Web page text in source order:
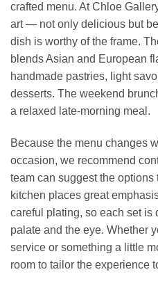
crafted menu. At Chloe
art — not only delicious but
dish is worthy of the frame.
blends Asian and European
handmade pastries, light
desserts. The weekend
a relaxed late-morning meal.
Because the menu changes
occasion, we recommend
team can suggest the
kitchen places great
careful plating, so each set is
palate and the eye. Whether
service or something a little
room to tailor the experience